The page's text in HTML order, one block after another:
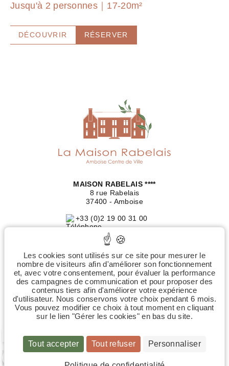
Jusqu'à 2 personnes｜17-20m²
DÉCOUVRIR RÉSERVER
MAISON RABELAIS ****
8 rue Rabelais
37400 - Amboise
+33 (0)2 19 00 31 00
info@maisonrabelais.com
Plan du site
Mentions légales
Politique de confidentialité
Gérer les cookies
Les cookies sont utilisés sur ce site pour mesurer le
nombre de visiteurs afin d'améliorer son fonctionnement
et, avec votre consentement, pour évaluer la performance
des campagnes de communication et pour proposer des
contenus tiers afin d'améliorer votre expérience
d'utilisateur. Nous conservons votre choix pendant 6 mois.
Vous pouvez modifier ce choix à tout moment en cliquant
sur le lien "Gérer les cookies" en bas du site.
Tout accepter Tout refuser Personnaliser